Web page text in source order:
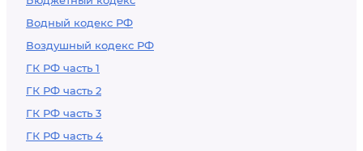
Водный кодекс РФ
Воздушный кодекс РФ
ГК РФ часть 1
ГК РФ часть 2
ГК РФ часть 3
ГК РФ часть 4